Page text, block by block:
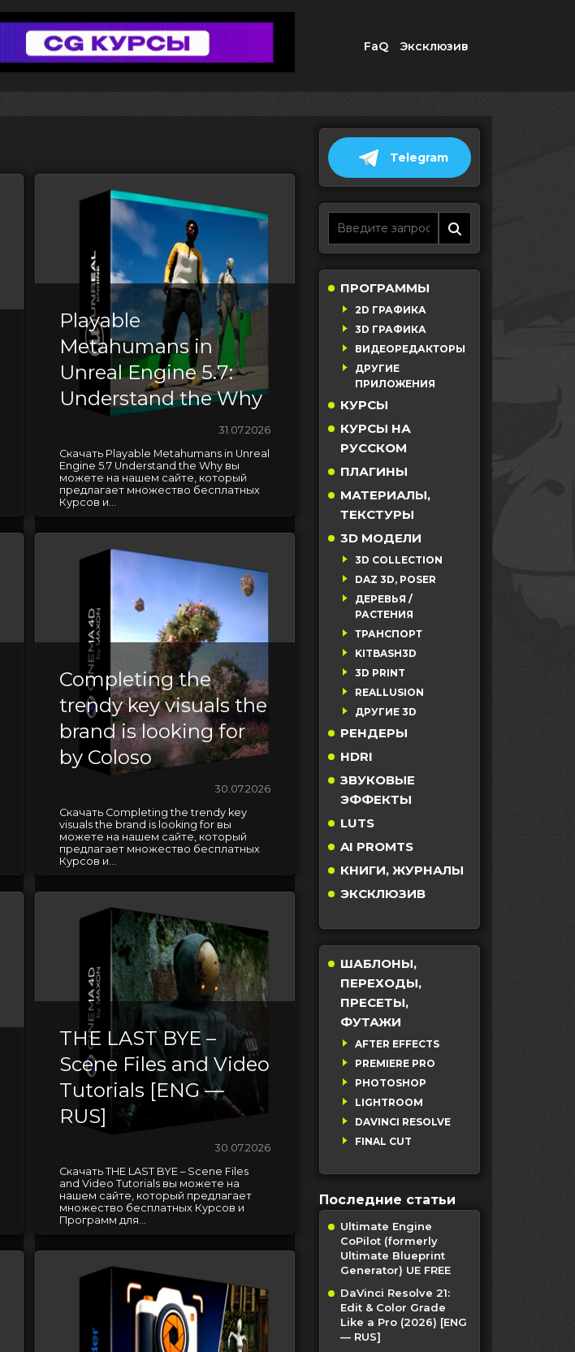
FaQ Эксклюзив
Playable
Metahumans in
Unreal Engine 5.7:
Understand the Why
31.07.2026
Скачать Playable Metahumans in Unreal
Engine 5.7 Understand the Why вы
можете на нашем сайте, который
предлагает множество бесплатных
Курсов и...
Completing the
trendy key visuals the
brand is looking for
by Coloso
30.07.2026
Скачать Completing the trendy key
visuals the brand is looking for вы
можете на нашем сайте, который
предлагает множество бесплатных
Курсов и...
THE LAST BYE –
Scene Files and Video
Tutorials [ENG —
RUS]
30.07.2026
Скачать THE LAST BYE – Scene Files
and Video Tutorials вы можете на
нашем сайте, который предлагает
множество бесплатных Курсов и
Программ для...
Telegram
ПРОГРАММЫ
2D ГРАФИКА
3D ГРАФИКА
ВИДЕОРЕДАКТОРЫ
ДРУГИЕ
ПРИЛОЖЕНИЯ
КУРСЫ
КУРСЫ НА
РУССКОМ
ПЛАГИНЫ
МАТЕРИАЛЫ,
ТЕКСТУРЫ
3D МОДЕЛИ
3D COLLECTION
DAZ 3D, POSER
ДЕРЕВЬЯ /
РАСТЕНИЯ
ТРАНСПОРТ
KITBASH3D
3D PRINT
REALLUSION
ДРУГИЕ 3D
РЕНДЕРЫ
HDRI
ЗВУКОВЫЕ
ЭФФЕКТЫ
LUTS
AI PROMTS
КНИГИ, ЖУРНАЛЫ
ЭКСКЛЮЗИВ
ШАБЛОНЫ,
ПЕРЕХОДЫ,
ПРЕСЕТЫ,
ФУТАЖИ
AFTER EFFECTS
PREMIERE PRO
PHOTOSHOP
LIGHTROOM
DAVINCI RESOLVE
FINAL CUT
Последние статьи
Ultimate Engine
CoPilot (formerly
Ultimate Blueprint
Generator) UE FREE
DaVinci Resolve 21:
Edit & Color Grade
Like a Pro (2026) [ENG
— RUS]